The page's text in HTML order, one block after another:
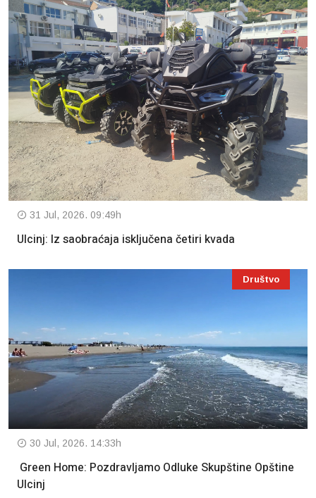
31 Jul, 2026. 09:49h
Ulcinj: Iz saobraćaja isključena četiri kvada
Društvo
30 Jul, 2026. 14:33h
Green Home: Pozdravljamo Odluke Skupštine Opštine
Ulcinj